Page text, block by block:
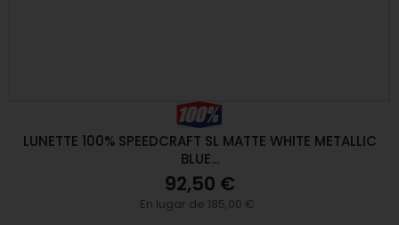
LUNETTE 100% SPEEDCRAFT SL MATTE WHITE METALLIC
BLUE...
92,50 €
En lugar de 185,00 €